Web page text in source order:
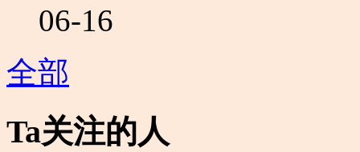
06-16
全部
Ta关注的人